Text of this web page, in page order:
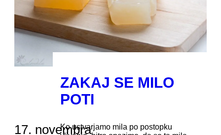
ZAKAJ SE MILO
POTI
17. novembraKo ustvarjamo mila po postopku